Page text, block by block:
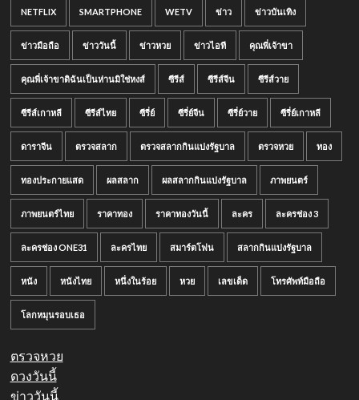
NETFLIX SMARTPHONE WETV ข่าว ข่าวบันเทิง
ข่าวมือถือ ข่าววันนี้ ข่าวหวย ข่าวไอที คุณพี่เจ้าขา
คุณพี่เจ้าขาดิฉันเป็นห่านมิใช่หงส์ ซีรีส์ ซีรีส์จีน ซีรีส์วาย
ซีรีส์เกาหลี ซีรีส์ไทย ซีรี่ย์ ซีรี่ย์จีน ซีรี่ย์วาย ซีรี่ย์เกาหลี
ดาราจีน ตรวจสลาก ตรวจสลากกินแบ่งรัฐบาล ตรวจหวย ทอง
ทองประกายแสด ผลสลาก ผลสลากกินแบ่งรัฐบาล ภาพยนตร์
ภาพยนตร์ไทย ราคาทอง ราคาทองวันนี้ ละคร ละครช่อง 3
ละครช่อง ONE31 ละครไทย สมาร์ตโฟน สลากกินแบ่งรัฐบาล
หนัง หนังไทย หนึ่งในร้อย หวย เลขเด็ด โทรศัพท์มือถือ
โลกหมุนรอบเธอ
ตรวจหวย
ดวงวันนี้
ข่าววันนี้